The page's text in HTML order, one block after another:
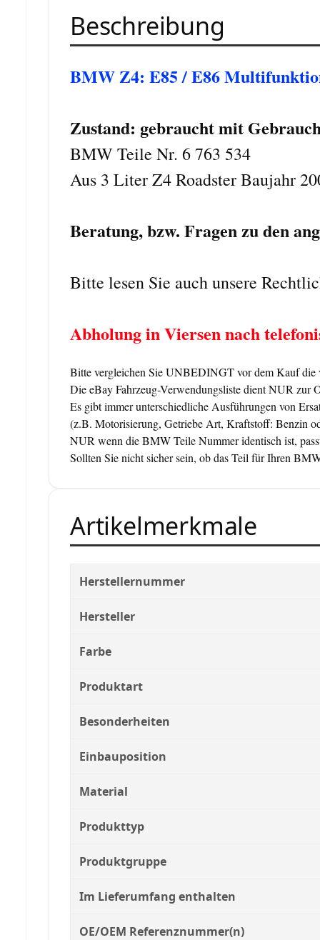
Beschreibung
BMW Z4: E85 / E86
Zustand: gebrauchtmit
BMW Teile Nr. 6 763 534
Aus 3 Liter Z4 Roadster Baujahr
Beratung, bzw. Fragen zu den
Bitte lesen Sie auch unsere
Abholung in Viersen nach
Bitte vergleichen Sie UNBEDINGT vor dem Kauf
Die eBay Fahrzeug-Verwendungsliste dient NUR
Es gibt immer unterschiedliche Ausführungen von
(z.B. Motorisierung, Getriebe Art, Kraftstoff: Benzin
NUR wenn die BMW Teile Nummer identisch ist,
Sollten Sie nicht sicher sein, ob das Teil für Ihren
Artikelmerkmale
Herstellernummer
Hersteller
Farbe
Produktart
Besonderheiten
Einbauposition
Material
Produkttyp
Produktgruppe
Im Lieferumfang enthalten
OE/OEM Referenznummer(n)